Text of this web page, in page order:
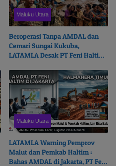
Maluku Utara
Beroperasi Tanpa AMDAL dan
Cemari Sungai Kukuba,
LATAMLA Desak PT Feni Haltim
Maluku Utara
LATAMLA Warning Pemprov
Malut dan Pemkab Haltim :
Bahas AMDAL di Jakarta, PT Feni